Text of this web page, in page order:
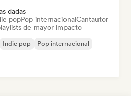
dadas
popPop internacionalCantautor
de mayor impacto
Indie pop
Pop internacional